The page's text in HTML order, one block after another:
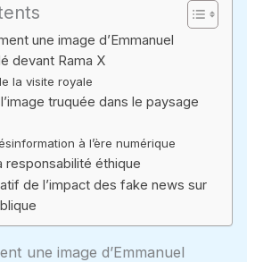
une image d’Emmanuel
devant Rama X
la visite royale
truquée dans le paysage
à l’ère numérique
responsabilité éthique
de l’impact des fake news sur
une image d’Emmanuel